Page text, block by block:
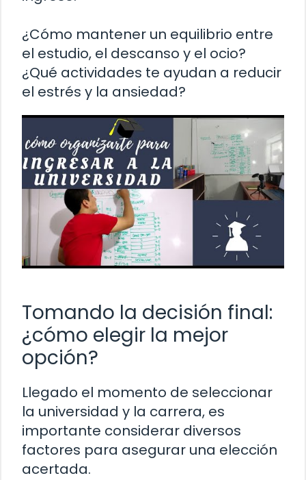
¿Cómo mantener un equilibrio entre
el estudio, el descanso y el ocio?
¿Qué actividades te ayudan a reducir
el estrés y la ansiedad?
Tomando la decisión final:
¿cómo elegir la mejor
opción?
Llegado el momento de seleccionar
la universidad y la carrera, es
importante considerar diversos
factores para asegurar una elección
acertada.